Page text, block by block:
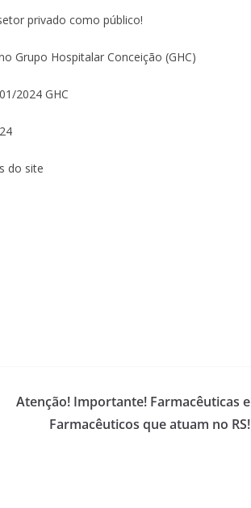
privado como público!
Grupo Hospitalar Conceição (GHC)
2024 GHC
do site
Atenção! Importante! Farmacêuticas e
Farmacêuticos que atuam no RS!